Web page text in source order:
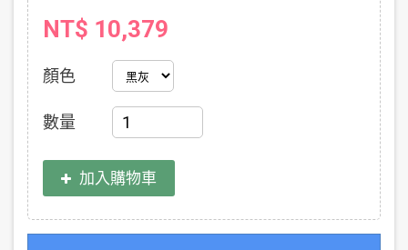
NT$ 10,379
顏色
數量
加入購物車